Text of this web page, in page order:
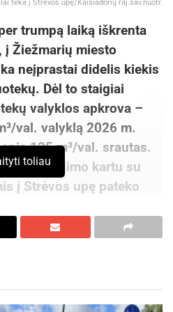
teka į Strėvos upę/Kaišiadorių raj.sav.nuotr.
trumpą laiką iškrenta
Žiežmarių miesto
neįprastai didelis kiekis
Dėl to staigiai
valyklos apkrova –
val. valyklą 2026 m.
135 m³/val. srautas.
padidėjimo kartu su
į Strėvos upę pateko
priemonių situacijai
iki 2 val.
toliau